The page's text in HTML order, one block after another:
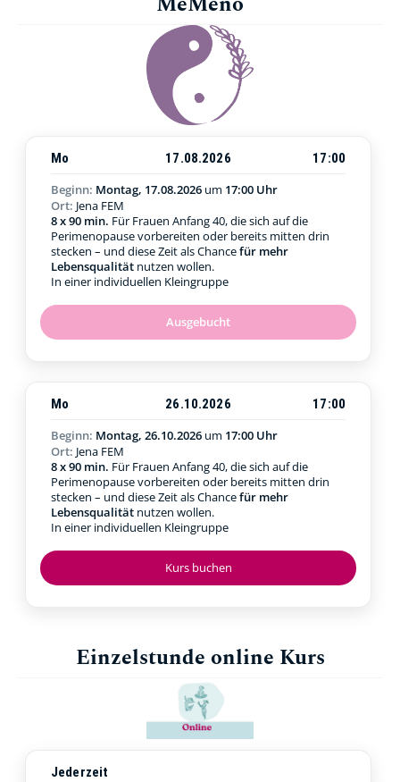
Ausgebucht
Mo 17.08.2026
17:00
Beginn: Montag, 17.08.2026 um 17:00 Uhr
Ort: Jena FEM
8 x 90 min. Für Frauen Anfang 40, die sich auf die
Perimenopause vorbereiten oder bereits mitten drin
stecken – und diese Zeit als Chancefür mehr
Lebensqualität nutzen wollen.
In einer individuellen Kleingruppe
Kurs buchen
Mo 26.10.2026
17:00
Beginn: Montag, 26.10.2026 um 17:00 Uhr
Ort: Jena FEM
8 x 90 min. Für Frauen Anfang 40, die sich auf die
Perimenopause vorbereiten oder bereits mitten drin
stecken – und diese Zeit als Chancefür mehr
Lebensqualität nutzen wollen.
In einer individuellen Kleingruppe
Einzelstunde online Kurs
Jederzeit